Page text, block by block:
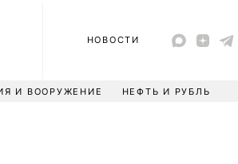
НОВОСТИ
И ВООРУЖЕНИЕ НЕФТЬ И РУБЛЬ